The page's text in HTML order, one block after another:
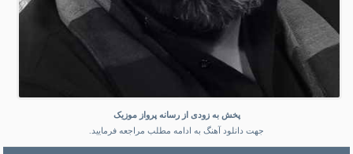
پخش به زودی از رسانه پرواز موزیک
جهت دانلود آهنگ به ادامه مطلب مراجعه فرمایید.